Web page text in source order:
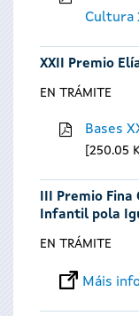
Cultura
XXII Premio
EN TRÁMITE
Bases
250.05
III Premio
Infantil pola
EN TRÁMITE
Máis